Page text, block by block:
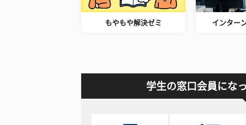
もやもや解決ゼミ インター
学生の窓口会員にな